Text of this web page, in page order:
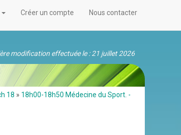
modification effectuée le : 21 juillet 2026
Créer un compte Nous contacter
18 » 18h00-18h50 Médecine du Sport. -